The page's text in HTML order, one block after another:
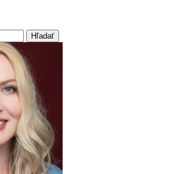
Hľadať